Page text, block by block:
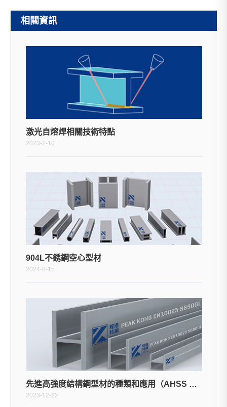
相關資訊
激光自熔焊相關技術特點
2023-2-10
904L不銹鋼空心型材
2024-8-15
先進高強度結構鋼型材的種類和應用（AHSS Structural Profiles）
2023-12-22